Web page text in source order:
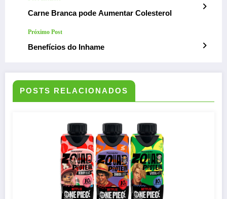
Carne Branca pode Aumentar Colesterol
Próximo Post
Benefícios do Inhame
POSTS RELACIONADOS